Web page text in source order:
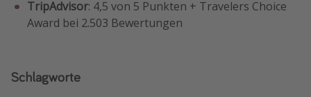
TripAdvisor: 4,5 von 5 Punkten + Travelers Choice
Award bei 2.503 Bewertungen
Schlagworte